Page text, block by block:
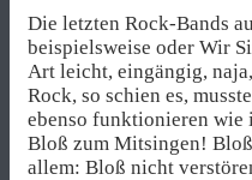
Die letzten Rock-Bands
beispielsweise oder Wir
Art leicht, eingängig,
Rock, so schien es,
ebenso funktionieren wie
Bloß zum Mitsingen!
allem: Bloß nicht